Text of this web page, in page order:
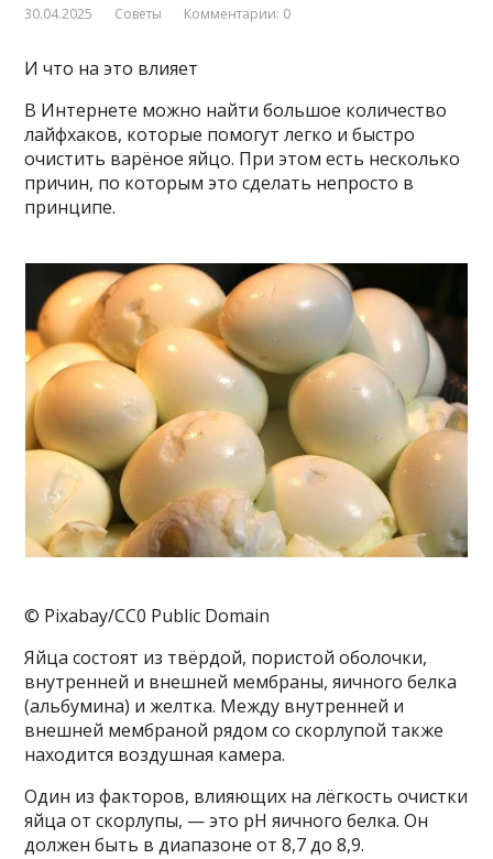
30.04.2025 Советы Комментарии: 0
И что на это влияет
В Интернете можно найти большое количество
лайфхаков, которые помогут легко и быстро
очистить варёное яйцо. При этом есть несколько
причин, по которым это сделать непросто в
принципе.
© Pixabay/CC0 Public Domain
Яйца состоят из твёрдой, пористой оболочки,
внутренней и внешней мембраны, яичного белка
(альбумина) и желтка. Между внутренней и
внешней мембраной рядом со скорлупой также
находится воздушная камера.
Один из факторов, влияющих на лёгкость очистки
яйца от скорлупы, — это pH яичного белка. Он
должен быть в диапазоне от 8,7 до 8,9.